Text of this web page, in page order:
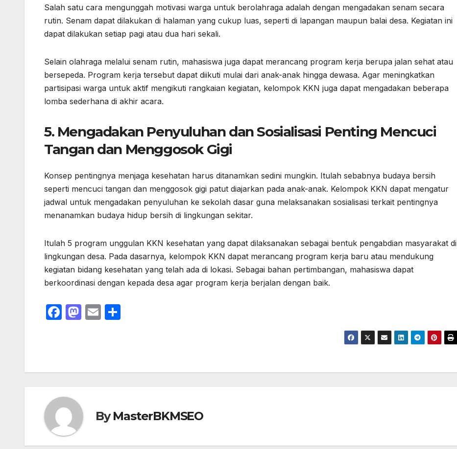
Salah satu cara mengunggah motivasi warga untuk berolahraga adalah dengan mengadakan senam secara
rutin. Senam dapat dilakukan di halaman yang cukup luas, seperti di lapangan maupun balai desa. Kegiatan ini
dapat dilakukan setiap pagi atau dua hari sekali.
Selain olahraga melalui senam rutin, mahasiswa juga dapat merancang program kerja berupa jalan sehat atau
bersepeda. Program kerja tersebut dapat diikuti mulai dari anak-anak hingga dewasa. Agar meningkatkan
partisipasi warga untuk aktif mengikuti rangkaian kegiatan, kelompok KKN juga dapat mengadakan beberapa
lomba sederhana di akhir acara.
5. Mengadakan Penyuluhan dan Sosialisasi Penting Mencuci
Tangan dan Menggosok Gigi
Konsep pentingnya menjaga kesehatan harus ditanamkan sedini mungkin. Itulah sebabnya budaya bersih
seperti mencuci tangan dan menggosok gigi patut diajarkan pada anak-anak. Kelompok KKN dapat mengatur
jadwal untuk mengadakan penyuluhan ke sekolah dasar guna melaksanakan sosialisasi terkait pentingnya
menanamkan budaya hidup bersih di lingkungan sekitar.
Itulah 5 program unggulan KKN kesehatan yang dapat dilaksanakan sebagai bentuk pengabdian masyarakat di
lingkungan desa. Pada dasarnya, kelompok KKN dapat merancang program kerja baru atau mendukung
kegiatan bidang kesehatan yang telah ada di lokasi. Sebagai bahan pertimbangan, mahasiswa dapat
berkoordinasi dengan kepada desa agar program kerja berjalan dengan baik.
F
b
o
k
M
d
n
E
ByMasterBKMSEO